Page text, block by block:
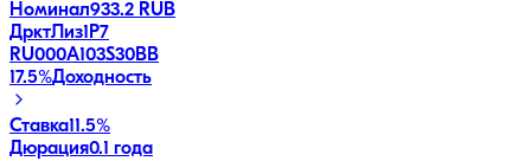
Номинал933.2 RUB
ДрктЛиз1Р7
RU000A103S30BB
17.5%Доходность
Ставка11.5%
Дюрация0.1 года